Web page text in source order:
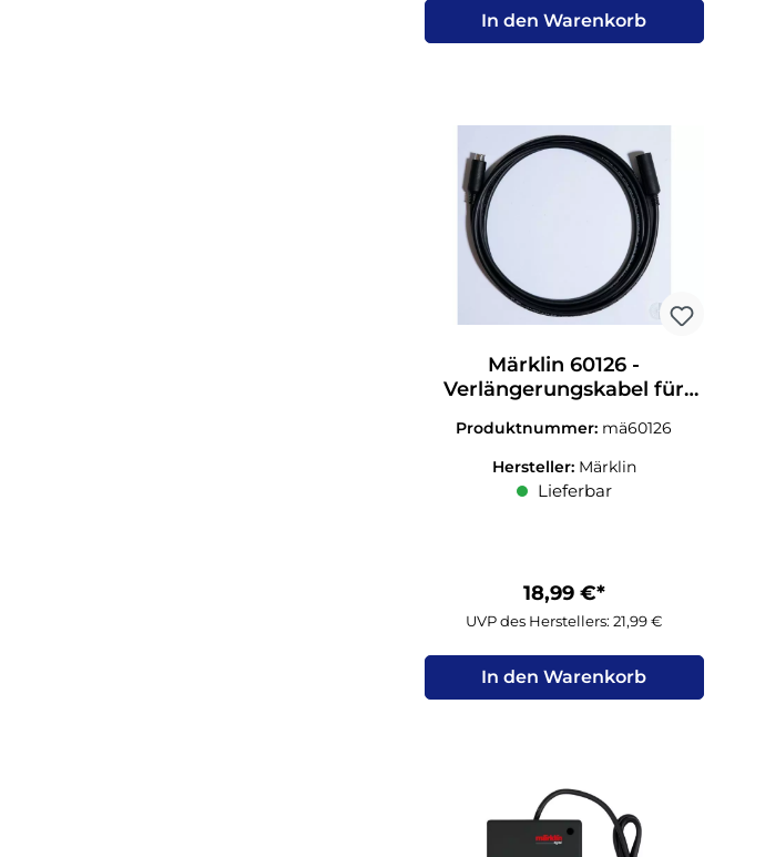
In den Warenkorb
Märklin 60126 -
Verlängerungskabel für
Produktnummer: mä60126
Hersteller: Märklin
Lieferbar
18,99 €*
UVP des Herstellers: 21,99 €
In den Warenkorb